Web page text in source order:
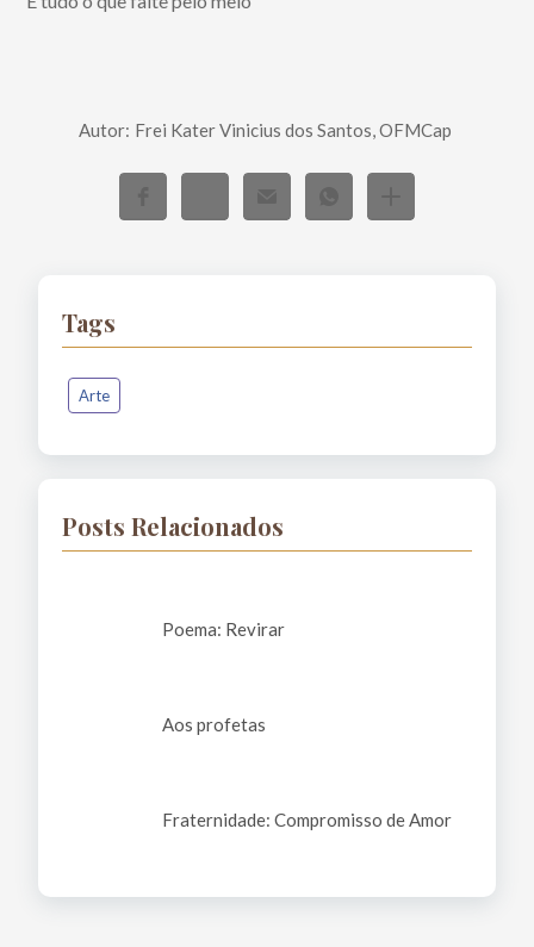
Autor: Frei Kater Vinicius dos Santos, OFMCap
Tags
Arte
Posts Relacionados
Poema: Revirar
Aos profetas
Fraternidade: Compromisso de Amor